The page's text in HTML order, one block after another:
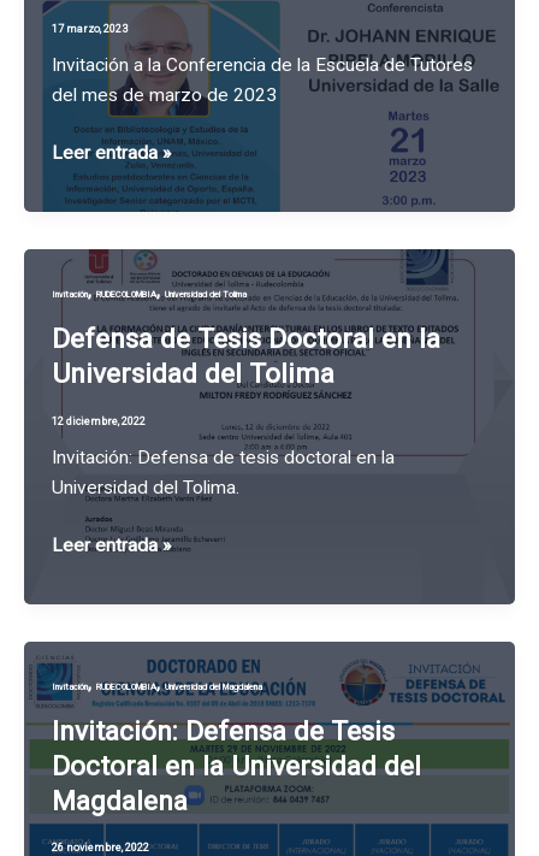
17 marzo, 2023
Invitación a la Conferencia de la Escuela de Tutores
del mes de marzo de 2023
INVITACIÓN
ESCUELA
DE
MARZO
2023
Leer entrada »
Invitación,RUDECOLOMBIA,Universidad del Tolima
Defensa de Tesis Doctoral en la
Universidad del Tolima
12 diciembre, 2022
Invitación: Defensa de tesis doctoral en la
Universidad del Tolima.
Defensa
Tesis
en
la
Universidad
del
Tolima
Leer entrada »
Invitación,RUDECOLOMBIA,Universidad del Magdalena
Invitación: Defensa de Tesis
Doctoral en la Universidad del
Magdalena
26 noviembre, 2022